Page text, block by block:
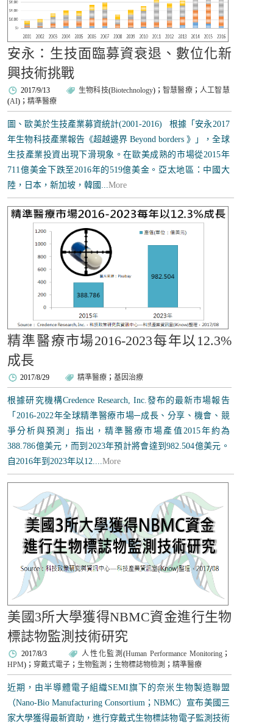
安永：生技面臨募資衰退、數位化新
興技術挑戰
2017/9/13 生物科技(Biotechnology)； 智慧醫療； 人工智慧
(AI)；精準醫療
圖、歐美於生技產業募資統計(2001-2016) 根據「安永2017
年生物科技產業報告《超越邊界 Beyond borders 》」，全球
生技產業投資出現下滑現象。在歐美成熟的市場從2015年
711億美金下跌至2016年的519億美金。亞太地區：中國大
陸，日本，新加坡，韓國...More
精準醫療市場2016-2023每年以12.3%
成長
2017/8/29 精準醫療 ；基因治療
根據研究機構Credence Research, Inc.發布的最新市場報告
「2016-2022年全球精準醫療市場─成長、分享、機會、競
爭分析與預測」指出，精準醫療市場產值2015年約為
388.786億美元，而到2023年預計將會達到982.504億美元。
自2016年到2023年以12....More
美國3所大學獲得NBMC資金進行生物
標誌物監測技術研究
2017/8/3 人性化監測(Human Performance Monitoring；
HPM)；穿戴式電子 ； 生物監測 ； 生物標誌物檢測 ；精準醫療
近期，由半導體電子組織SEMI旗下的奈米生物製造聯盟
（Nano-Bio Manufacturing Consortium；NBMC）宣布美國三
家大學獲得最新資助，進行穿戴式生物標誌物電子監測技術